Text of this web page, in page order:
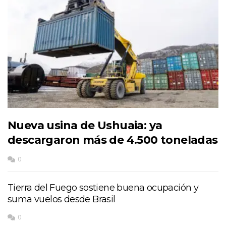
Nueva usina de Ushuaia: ya
descargaron más de 4.500 toneladas
0
Tierra del Fuego sostiene buena ocupación y
suma vuelos desde Brasil
0